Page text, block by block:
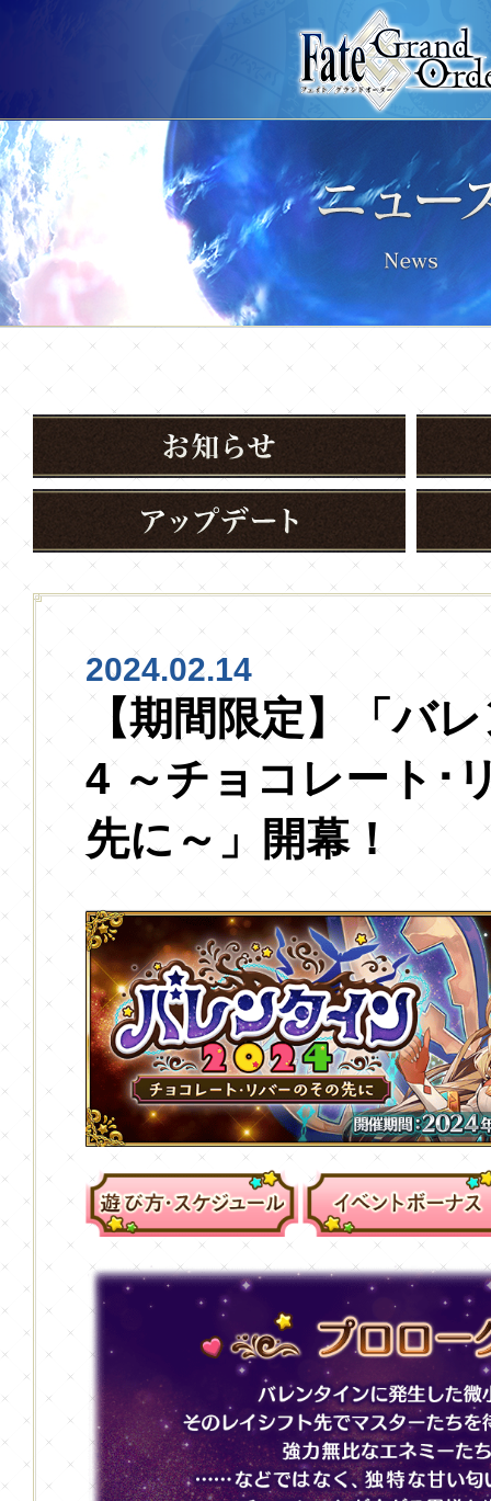
2024.02.14
【期間限定】「バ
4 ～チョコレート･
先に～」開幕！